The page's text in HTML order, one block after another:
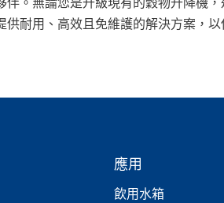
伴。無論您是升級現有的穀物升降機
供耐用、高效且免維護的解決方案，
應用
飲用水箱